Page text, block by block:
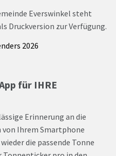
Everswinkel steht
Druckversion zur Verfügung.
2026
für IHRE
Erinnerung an die
von Ihrem Smartphone
die passende Tonne